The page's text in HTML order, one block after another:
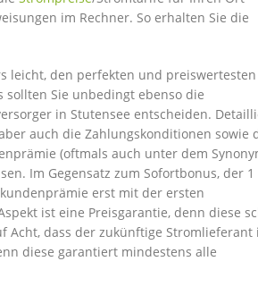
im Rechner. So erhalten Sie die
leicht, den perfekten und preiswertesten
sollten Sie unbedingt ebenso die
in Stutensee entscheiden.
auch die Zahlungskonditionen sowie
(oftmals auch unter dem
Im Gegensatz zum Sofortbonus, der 1
erst mit der ersten
ist eine Preisgarantie, denn diese
Acht, dass der zukünftige Stromlieferant
diese garantiert mindestens alle